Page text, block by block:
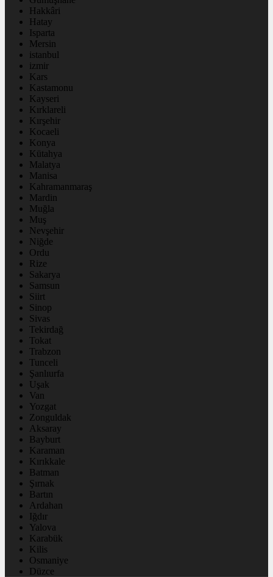
Hakkâri
Hatay
Isparta
Mersin
istanbul
izmir
Kars
Kastamonu
Kayseri
Kırklareli
Kırşehir
Kocaeli
Konya
Kütahya
Malatya
Manisa
Kahramanmaraş
Mardin
Muğla
Muş
Nevşehir
Niğde
Ordu
Rize
Sakarya
Samsun
Siirt
Sinop
Sivas
Tekirdağ
Tokat
Trabzon
Tunceli
Şanlıurfa
Uşak
Van
Yozgat
Zonguldak
Aksaray
Bayburt
Karaman
Kırıkkale
Batman
Şırnak
Bartın
Ardahan
Iğdır
Yalova
Karabük
Kilis
Osmaniye
Düzce